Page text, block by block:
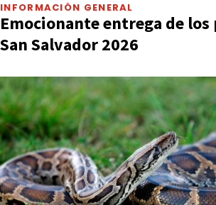
INFORMACIÓN GENERAL
Emocionante entrega de los
San Salvador 2026